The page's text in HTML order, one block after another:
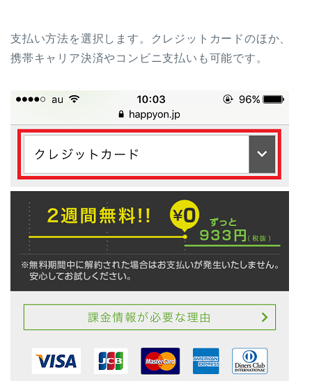
支払い方法を選択します。クレジットカードのほか、
携帯キャリア決済やコンビニ支払いも可能です。